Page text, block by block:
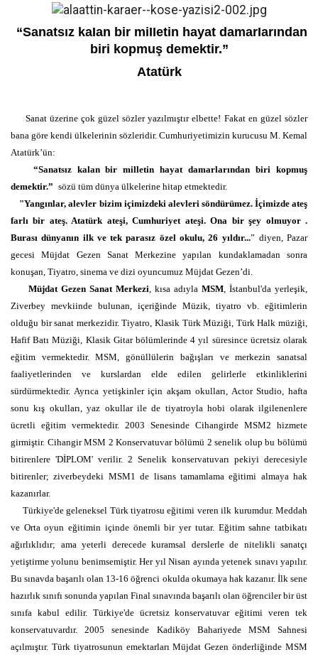
“Sanatsız kaIan bir miIIetin hayat damarIarından
biri kopmuş demektir.”
Atatürk
Sanat üzerine çok güzel sözler yazılmıştır elbette! Fakat en güzel sözler
bana göre kendi ülkelerinin sözleridir. Cumhuriyetimizin kurucusu M. Kemal
Atatürk’ün:
“Sanatsız kalan bir milletin hayat damarlarından biri kopmuş
demektir.” sözü tüm dünya ülkelerine hitap etmektedir.
"Yangınlar, alevler bizim içimizdeki alevleri söndürümez. İçimizde ateş
farlı bir ateş. Atatürk ateşi, Cumhuriyet ateşi. Ona bir şey olmuyor .
Burası dünyanın ilk ve tek parasız özel okulu, 26 yıldır...” diyen, Pazar
gecesi Müjdat Gezen Sanat Merkezine yapılan kundaklamadan sonra
konuşan, Tiyatro, sinema ve dizi oyuncumuz Müjdat Gezen’di.
Müjdat Gezen Sanat Merkezi , kısa adıyla MSM , İstanbul'da yerleşik,
Ziverbey mevkiinde bulunan, içeriğinde Müzik, tiyatro vb. eğitimlerin
olduğu bir sanat merkezidir. Tiyatro, Klasik Türk Müziği, Türk Halk müziği,
Hafif Batı Müziği, Klasik Gitar bölümlerinde 4 yıl süresince ücretsiz olarak
eğitim vermektedir. MSM, gönüllülerin bağışları ve merkezin sanatsal
faaliyetlerinden ve kurslardan elde edilen gelirlerle etkinliklerini
sürdürmektedir. Ayrıca yetişkinler için akşam okulları, Actor Studio, hafta
sonu kış okulları, yaz okullar ile de tiyatroyla hobi olarak ilgilenenlere
ücretli eğitim vermektedir. 2003 Senesinde Cihangirde MSM2 hizmete
girmiştir. Cihangir MSM 2 Konservatuvar bölümü 2 senelik olup bu bölümü
bitirenlere 'DİPLOM' verilir. 2 Senelik konservatuvarı pekiyi derecesiyle
bitirenler; ziverbeydeki MSM1 de lisans tamamlama eğitimi almaya hak
kazanırlar.
Türkiye'de geleneksel Türk tiyatrosu eğitimi veren ilk kurumdur. Meddah
ve Orta oyun eğitimin içinde önemli bir yer tutar. Eğitim sahne tatbikatı
ağırlıklıdır; ama yeterli derecede kuramsal derslerle de nitelikli sanatçı
yetiştirme yolunu benimsemiştir. Her yıl Nisan ayında yetenek sınavı yapılır.
Bu sınavda başarılı olan 13-16 öğrenci okulda okumaya hak kazanır. İlk sene
hazırlık sınıfı sonunda yapılan Final sınavında başarılı olan öğrenciler bir üst
sınıfa kabul edilir. Türkiye'de ücretsiz konservatuvar eğitimi veren tek
konservatuvardır. 2005 senesinde Kadiköy Bahariyede MSM Sahnesi
açılmıştır. Türk tiyatrosunun emektarları Müjdat Gezen önderliğinde MSM